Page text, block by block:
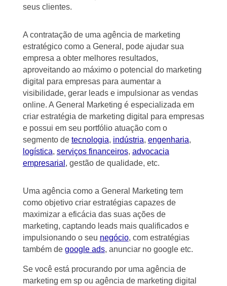
seus clientes.
A contratação de uma agência de marketing
estratégico como a General, pode ajudar sua
empresa a obter melhores resultados,
aproveitando ao máximo o potencial do marketing
digital para empresas para aumentar a
visibilidade, gerar leads e impulsionar as vendas
online. A General Marketing é especializada em
criar estratégia de marketing digital para empresas
e possui em seu portfólio atuação com o
segmento de tecnologia, indústria, engenharia,
logística, serviços financeiros, advocacia
empresarial , gestão de qualidade, etc.
Uma agência como a General Marketing tem
como objetivo criar estratégias capazes de
maximizar a eficácia das suas ações de
marketing, captando leads mais qualificados e
impulsionando o seu negócio, com estratégias
também de google ads, anunciar no google etc.
Se você está procurando por uma agência de
marketing em sp ou agência de marketing digital